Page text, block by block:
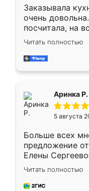
Заказывала
очень
посчитала, на
Замерщик
делу со всей
за день, ребята
Читать полностью
Аринка Р.
5 августа
Больше всех
предложение
Елены
короткие
для замера
предложил по
Читать полностью